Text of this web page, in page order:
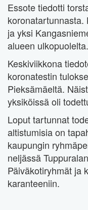
Essote tiedotti
koronatartunnasta.
ja yksi
alueen ulkopuolelta.
Keskiviikkona
koronatestin
Pieksämäeltä.
yksiköissä oli
Loput tartunnat
altistumisia on
kaupungin
neljässä
Päiväkotiryhmät ja
karanteeniin.